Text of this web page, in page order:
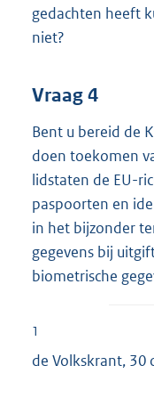
gedachten heeft
niet?
Vraag 4
Bent u bereid de
doen toekomen
lidstaten de EU-
paspoorten en
in het bijzonder
gegevens bij
biometrische
1
de Volkskrant,